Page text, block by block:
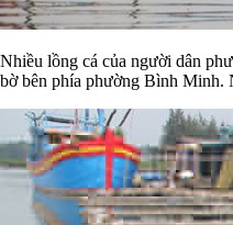
Nhiều lồng cá của người dân
bờ bên phía phường Bình Minh.